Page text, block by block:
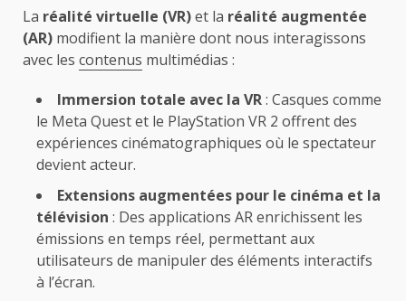
La réalité virtuelle (VR)et la réalité augmentée
(AR) modifient la manière dont nous interagissons
avec les contenus multimédias :
Immersion totale avec la VR: Casques comme
le Meta Quest et le PlayStation VR 2 offrent des
expériences cinématographiques où le spectateur
devient acteur.
Extensions augmentées pour le cinéma et la
télévision : Des applications AR enrichissent les
émissions en temps réel, permettant aux
utilisateurs de manipuler des éléments interactifs
à l’écran.